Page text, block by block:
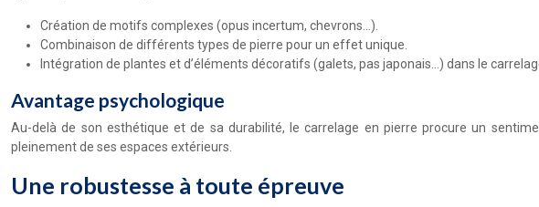
Création de motifs complexes (opus incertum, chevrons…).
Combinaison de différents types de pierre pour un effet unique.
Intégration de plantes et d’éléments décoratifs (galets, pas japonais…) dans le
Avantage psychologique
Au-delà de son esthétique et de sa durabilité, le carrelage en pierre procure un
pleinement de ses espaces extérieurs.
Une robustesse à toute épreuve